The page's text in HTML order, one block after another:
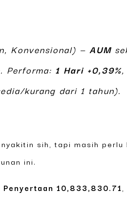
Konvensional) — AUM
Performa: 1 Hari +0,39%,
kurang dari 1 tahun).
sih, tapi masih perlu
ini.
Penyertaan 10,833,830.71,